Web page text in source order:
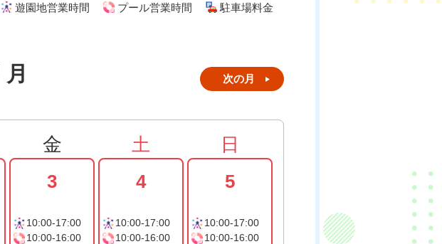
遊園地営業時間 プール営業時間 駐車場料金
月 次の月
金 土
日
3
10:00-17:00
10:00-16:00
4
10:00-17:00
10:00-16:00
5
10:00-17:00
10:00-16:00